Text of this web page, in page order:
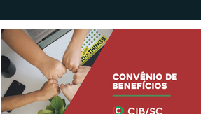
ASSOCIADOS
ARTE MÚSICA SOCIEDADE